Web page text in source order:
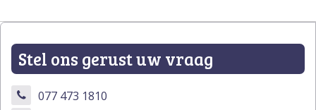
Stel ons gerust uw vraag
077 473 1810